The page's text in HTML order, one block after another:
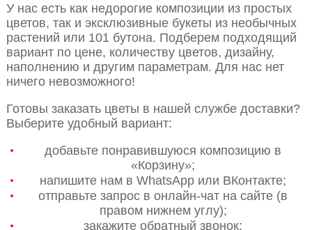
У нас есть как недорогие композиции из простых
цветов, так и эксклюзивные букеты из необычных
растений или 101 бутона. Подберем подходящий
вариант по цене, количеству цветов, дизайну,
наполнению и другим параметрам. Для нас нет
ничего невозможного!
Готовы заказать цветы в нашей службе доставки?
Выберите удобный вариант:
добавьте понравившуюся композицию в
«Корзину»;
напишите нам в WhatsApp или ВКонтакте;
отправьте запрос в онлайн-чат на сайте (в
правом нижнем углу);
закажите обратный звонок;